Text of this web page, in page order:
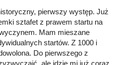
pierwszy występ. Już
sztafet z prawem startu na
Mam mieszane
startów. Z 1000 i
Do pierwszego z
ale idzie mi już coraz